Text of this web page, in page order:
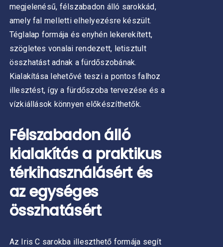
megjelenésű, félszabadon álló sarokkád,
amely fal melletti elhelyezésre készült.
Téglalap formája és enyhén lekerekített,
szögletes vonalai rendezett, letisztult
összhatást adnak a fürdőszobának.
Kialakítása lehetővé teszi a pontos falhoz
illesztést, így a fürdőszoba tervezése és a
vízkiállások könnyen előkészíthetők.
Félszabadon álló
kialakítás a praktikus
térkihasználásért és
az egységes
összhatásért
Az Iris C sarokba illeszthető formája segít